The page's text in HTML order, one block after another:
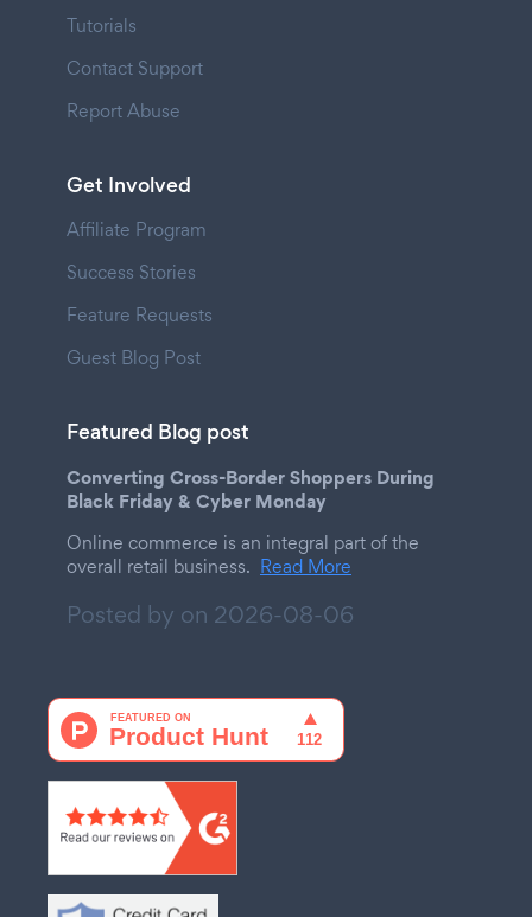
Tutorials
Contact Support
Report Abuse
Get Involved
Affiliate Program
Success Stories
Feature Requests
Guest Blog Post
Featured Blog post
Converting Cross-Border Shoppers During
Black Friday & Cyber Monday
Online commerce is an integral part of the
overall retail business. Read More
Posted by on 2026-08-06